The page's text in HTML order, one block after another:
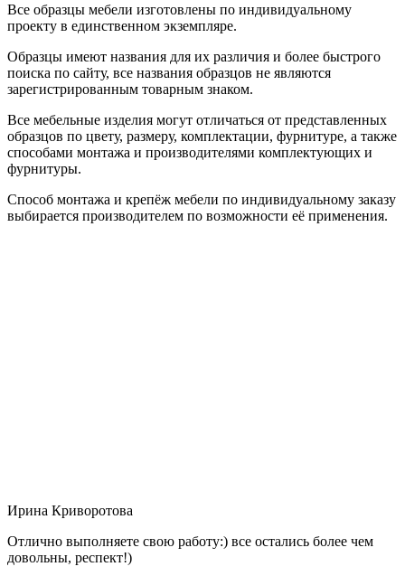
Все образцы мебели изготовлены по индивидуальному
проекту в единственном экземпляре.
Образцы имеют названия для их различия и более быстрого
поиска по сайту, все названия образцов не являются
зарегистрированным товарным знаком.
Все мебельные изделия могут отличаться от представленных
образцов по цвету, размеру, комплектации, фурнитуре, а также
способами монтажа и производителями комплектующих и
фурнитуры.
Способ монтажа и крепёж мебели по индивидуальному заказу
выбирается производителем по возможности её применения.
Ирина Криворотова
Отлично выполняете свою работу:) все остались более чем
довольны, респект!)